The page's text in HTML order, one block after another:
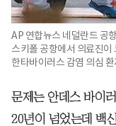
AP 연합뉴스 네덜란드 공
스키폴 공항에서 의료진이
한타바이러스 감염 의심
문제는 안데스 바이
20년이 넘었는데 백